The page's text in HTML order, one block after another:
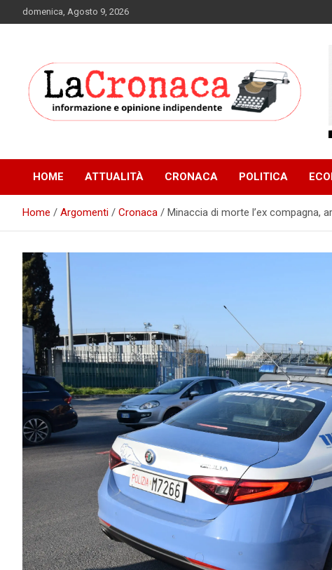
to
domenica, Agosto 9, 2026
HOME ATTUALITÀ CRONACA POLITICA
Home Argomenti Cronaca Minaccia di morte l’ex compagna,